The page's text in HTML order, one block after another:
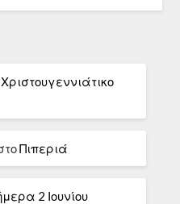
Χριστουγεννιάτικο
Πιπεριά
2 Ιουνίου